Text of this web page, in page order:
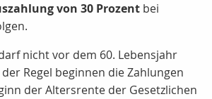
von 30 Prozent bei
nicht vor dem 60. Lebensjahr
Regel beginnen die Zahlungen
der Altersrente der Gesetzlichen